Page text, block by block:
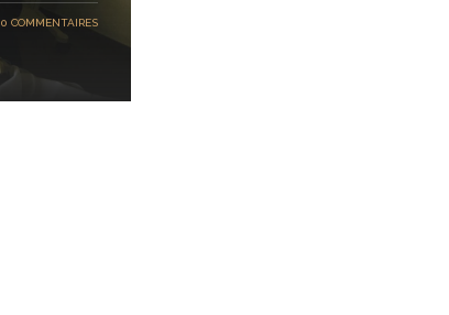
0 COMMENTAIRES